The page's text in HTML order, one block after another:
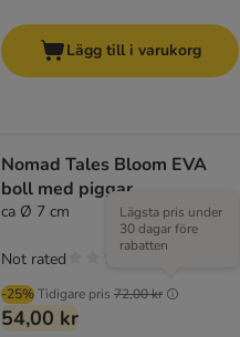
Lägg till i varukorg
Nomad Tales Bloom EVA
boll med piggar
ca Ø 7 cm
-25%Tidigare pris 72,00 kr
Lägsta pris under
30 dagar före
rabatten
54,00 kr
Not rated